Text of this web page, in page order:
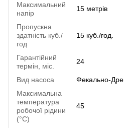
Максимальний
напір
15 метрів
Пропускна
здатність куб./
год
15 куб./год.
Гарантійний
термін, міс.
24
Вид насоса
Фекально-
Максимальна
температура
робочої рідини
(°C)
45